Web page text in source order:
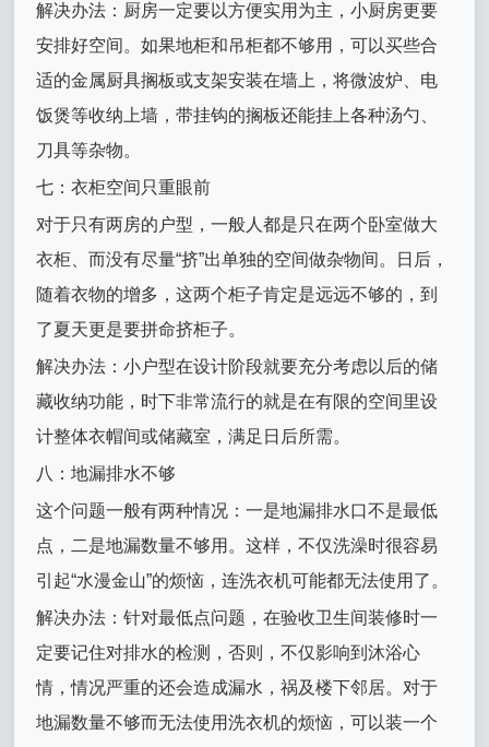
解决办法：厨房一定要以方便实用为主，小厨房更要
安排好空间。如果地柜和吊柜都不够用，可以买些合
适的金属厨具搁板或支架安装在墙上，将微波炉、电
饭煲等收纳上墙，带挂钩的搁板还能挂上各种汤勺、
刀具等杂物。
七：衣柜空间只重眼前
对于只有两房的户型，一般人都是只在两个卧室做大
衣柜、而没有尽量“挤”出单独的空间做杂物间。日后，
随着衣物的增多，这两个柜子肯定是远远不够的，到
了夏天更是要拼命挤柜子。
解决办法：小户型在设计阶段就要充分考虑以后的储
藏收纳功能，时下非常流行的就是在有限的空间里设
计整体衣帽间或储藏室，满足日后所需。
八：地漏排水不够
这个问题一般有两种情况：一是地漏排水口不是最低
点，二是地漏数量不够用。这样，不仅洗澡时很容易
引起“水漫金山”的烦恼，连洗衣机可能都无法使用了。
解决办法：针对最低点问题，在验收卫生间装修时一
定要记住对排水的检测，否则，不仅影响到沐浴心
情，情况严重的还会造成漏水，祸及楼下邻居。对于
地漏数量不够而无法使用洗衣机的烦恼，可以装一个